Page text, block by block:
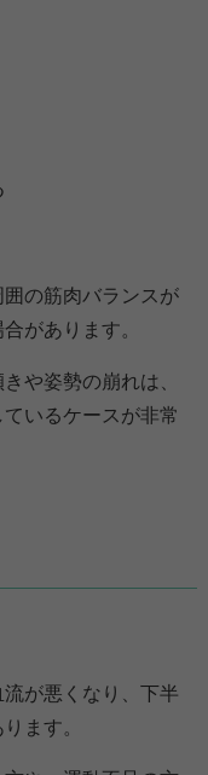
の筋肉バランスが
があります。
や姿勢の崩れは、
いるケースが非常
が悪くなり、下半
ます。